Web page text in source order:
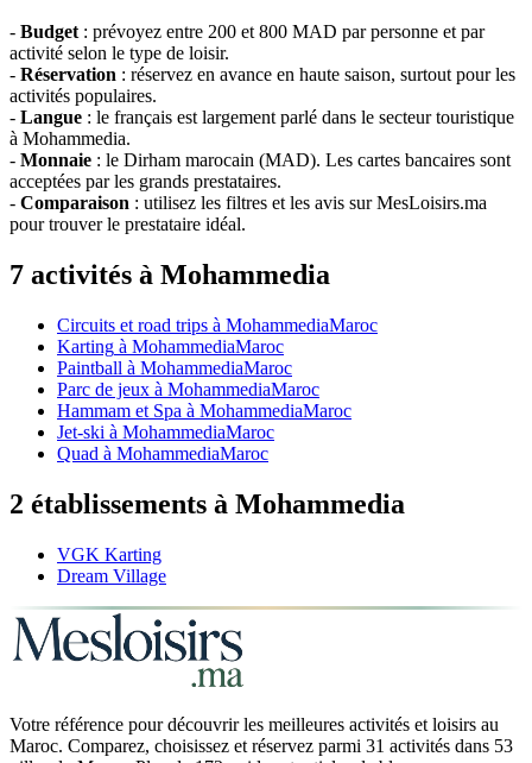
- Budget : prévoyez entre 200 et 800 MAD par personne et par
activité selon le type de loisir.
- Réservation : réservez en avance en haute saison, surtout pour les
activités populaires.
- Langue : le français est largement parlé dans le secteur touristique
à Mohammedia.
- Monnaie : le Dirham marocain (MAD). Les cartes bancaires sont
acceptées par les grands prestataires.
- Comparaison : utilisez les filtres et les avis sur MesLoisirs.ma
pour trouver le prestataire idéal.
7 activités à Mohammedia
Circuits et road trips à MohammediaMaroc
Karting à MohammediaMaroc
Paintball à MohammediaMaroc
Parc de jeux à MohammediaMaroc
Hammam et Spa à MohammediaMaroc
Jet-ski à MohammediaMaroc
Quad à MohammediaMaroc
2 établissements à Mohammedia
VGK Karting
Dream Village
Votre référence pour découvrir les meilleures activités et loisirs au
Maroc. Comparez, choisissez et réservez parmi 31 activités dans 53